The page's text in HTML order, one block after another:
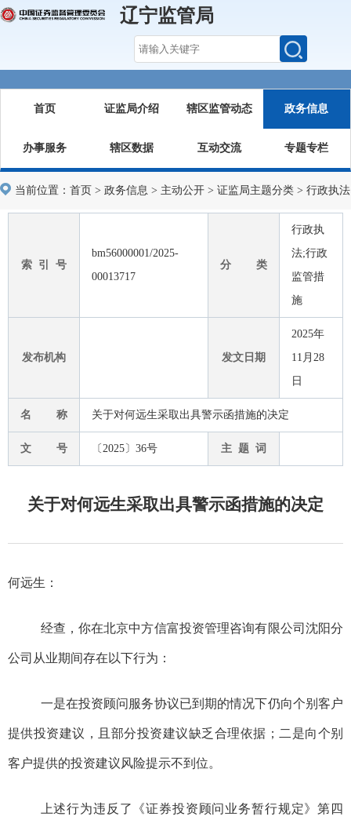
辽宁监管局
首页 证监局介绍 辖区监管动态 政务信息
办事服务 辖区数据 互动交流 专题专栏
当前位置： 首页 > 政务信息 > 主动公开 > 证监局主题分类 > 行政执法
索 引 号
bm56000001/2025-
00013717
分 类
行政执
法;行政
监管措
施
发布机构 发文日期
2025年
11月28
日
名 称 关于对何远生采取出具警示函措施的决定
文 号 〔2025〕36号 主 题 词
关于对何远生采取出具警示函措施的决定
何远生：
经查，你在北京中方信富投资管理咨询有限公司沈阳分
公司从业期间存在以下行为：
一是在投资顾问服务协议已到期的情况下仍向个别客户
提供投资建议，且部分投资建议缺乏合理依据；二是向个别
客户提供的投资建议风险提示不到位。
上述行为违反了《证券投资顾问业务暂行规定》第四